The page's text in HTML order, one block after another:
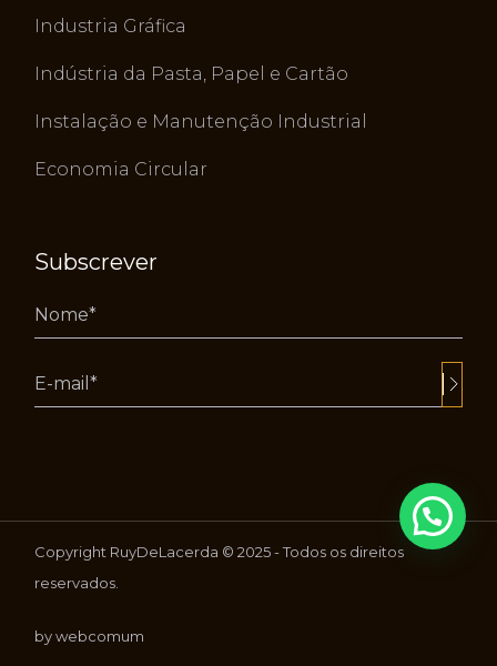
Industria Gráfica
Indústria da Pasta, Papel e Cartão
Instalação e Manutenção Industrial
Economia Circular
Subscrever
Copyright RuyDeLacerda © 2025 - Todos os direitos
reservados.
by webcomum